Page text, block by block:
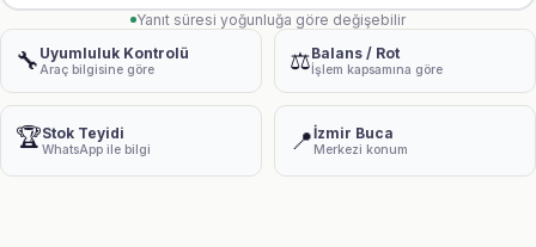
Yanıt süresi yoğunluğa göre değişebilir
🔧 Uyumluluk Kontrolü
Araç bilgisine göre ⚖️Balans / Rot
İşlem kapsamına göre
🏆Stok Teyidi
WhatsApp ile bilgi 📍İzmir Buca
Merkezi konum